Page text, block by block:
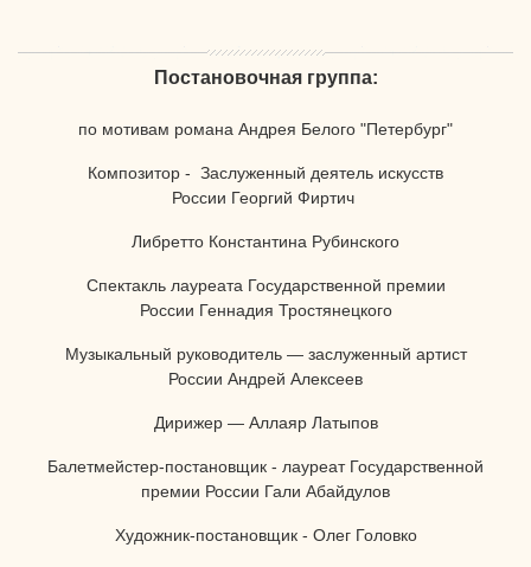
Постановочная группа:
по мотивам романа Андрея Белого "Петербург"
Композитор - Заслуженный деятель искусств
России Георгий Фиртич
Либретто Константина Рубинского
Спектакль лауреата Государственной премии
России Геннадия Тростянецкого
Музыкальный руководитель — заслуженный артист
России Андрей Алексеев
Дирижер — Аллаяр Латыпов
Балетмейстер-постановщик - лауреат Государственной
премии России Гали Абайдулов
Художник-постановщик - Олег Головко